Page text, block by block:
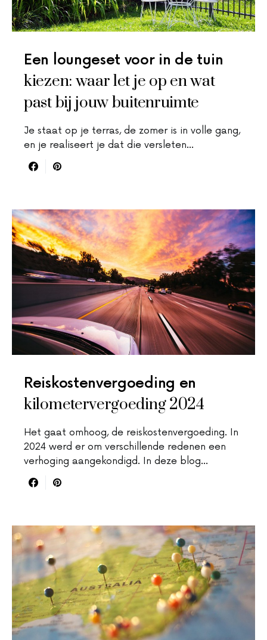
Een loungeset voor in de tuin
kiezen: waar let je op en wat
past bij jouw buitenruimte
Je staat op je terras, de zomer is in volle gang,
en je realiseert je dat die versleten…
Reiskostenvergoeding en
kilometervergoeding 2024
Het gaat omhoog, de reiskostenvergoeding. In
2024 werd er om verschillende redenen een
verhoging aangekondigd. In deze blog…